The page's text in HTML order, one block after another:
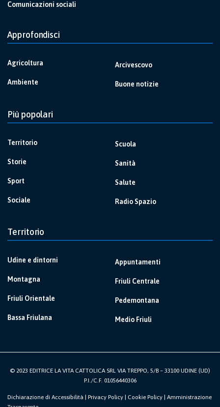
Comunicazioni sociali
Approfondisci
Agricoltura
Ambiente
Arcivescovo
Buone notizie
Più popolari
Territorio
Storie
Sport
Sociale
Scuola
Sanità
Salute
Radio Spazio
Territorio
Udine e dintorni
Montagna
Friuli Orientale
Bassa Friulana
Appuntamenti
Friuli Centrale
Pedemontana
Medio Friuli
© 2023 EDITRICE LA VITA CATTOLICA SRL VIA TREPPO, 5/B – 33100 UDINE (UD)
P.I./C.F. 01056440306
Dichiarazione di Accessibilità | Privacy Policy | Cookie Policy | Amministrazione